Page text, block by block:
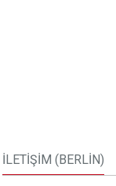
İLETİŞİM (BERLİN)